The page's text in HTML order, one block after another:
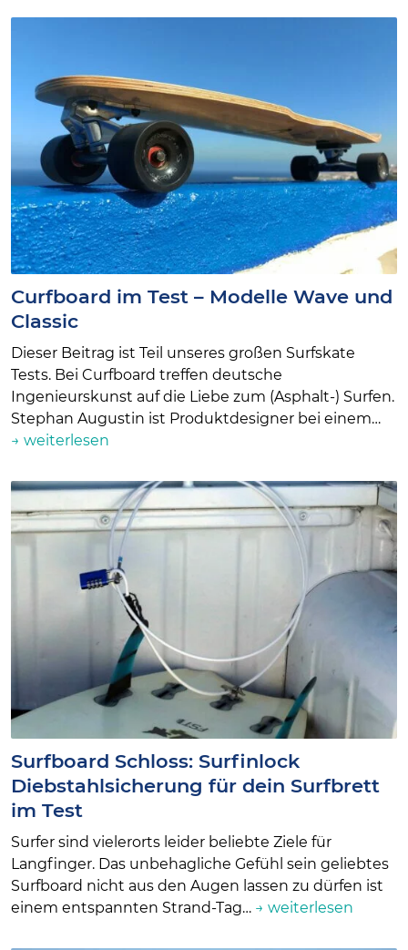
Curfboard im Test – Modelle Wave und
Classic
Dieser Beitrag ist Teil unseres großen Surfskate
Tests. Bei Curfboard treffen deutsche
Ingenieurskunst auf die Liebe zum (Asphalt-) Surfen.
Stephan Augustin ist Produktdesigner bei einem…
→ weiterlesen
Surfboard Schloss: Surfinlock
Diebstahlsicherung für dein Surfbrett
im Test
Surfer sind vielerorts leider beliebte Ziele für
Langfinger. Das unbehagliche Gefühl sein geliebtes
Surfboard nicht aus den Augen lassen zu dürfen ist
einem entspannten Strand-Tag… → weiterlesen